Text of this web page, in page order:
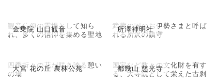
金乗院 山口観音
観音信仰の霊場として知ら
れ、多くの信仰を集める聖地
所澤神明社
武蔵の国のお伊勢さまと呼ば
れる所沢の鎮守
大宮 花の丘 農林公苑
四季折々の花が咲き誇る憩い
の場
都幾山 慈光寺
国宝など数々の文化財を有す
る、大寺院として栄えた古刹